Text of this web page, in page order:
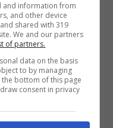
and information from
and other device
shared with 319
We and our partners
of partners.
data on the basis
to by managing
bottom of this page
consent in privacy